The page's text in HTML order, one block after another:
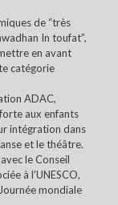
de “très
In toufat”,
en avant
catégorie
ADAC,
aux enfants
intégration dans
et le théâtre.
le Conseil
à l’UNESCO,
mondiale